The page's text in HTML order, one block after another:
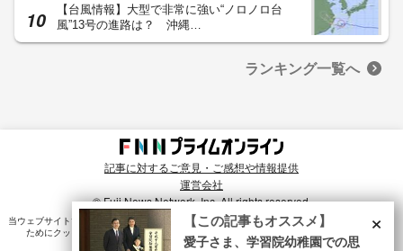
【台風情報】大型で非常に強い“ノロノロ台
風”13号の進路は？ 沖縄…
ランキング一覧へ
記事に対するご意見・ご感想や情報提供
運営会社
© Fuji News Network, Inc. All rights reserved.
当ウェブサイトでは、ユーザのニーズ・興味・関⼼に合致したコンテンツや広告配信を提供する
ためにクッキーを使⽤しています。詳細は、
プライバシーポリシー をご確認ください。×
【この記事もオススメ】
愛子さま、学習院幼稚園での思